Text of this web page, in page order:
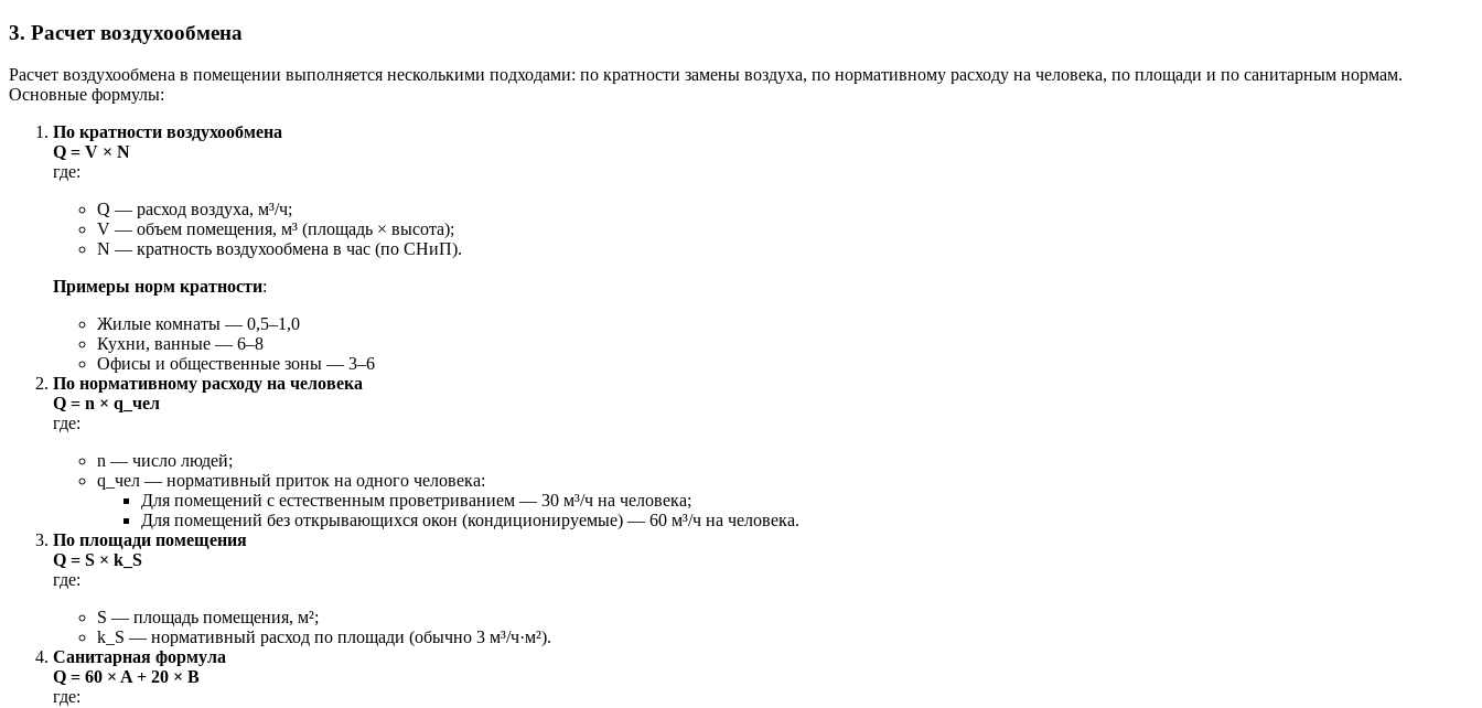
3. Расчет воздухообмена
Расчет воздухообмена в помещении выполняется несколькими подходами: по кратности замены воздуха, по нормативному расходу на человека, по площади и по санитарным нормам.
Основные формулы:
По кратности воздухообмена
Q = V × N
где:
Q — расход воздуха, м³/ч;
V — объем помещения, м³ (площадь × высота);
N — кратность воздухообмена в час (по СНиП).
Примеры норм кратности:
Жилые комнаты — 0,5–1,0
Кухни, ванные — 6–8
Офисы и общественные зоны — 3–6
По нормативному расходу на человека
Q = n × q_чел
где:
n — число людей;
q_чел — нормативный приток на одного человека:
Для помещений с естественным проветриванием — 30 м³/ч на человека;
Для помещений без открывающихся окон (кондиционируемые) — 60 м³/ч на человека.
По площади помещения
Q = S × k_S
где:
S — площадь помещения, м²;
k_S — нормативный расход по площади (обычно 3 м³/ч·м²).
Санитарная формула
Q = 60 × A + 20 × B
где: